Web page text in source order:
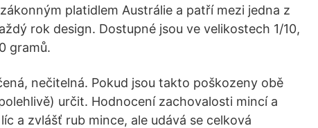
platidlem Austrálie a patří mezi jedna z
rok design. Dostupné jsou ve velikostech 1/10,
gramů.
nečitelná. Pokud jsou takto poškozeny obě
určit. Hodnocení zachovalosti mincí a
a zvlášť rub mince, ale udává se celková